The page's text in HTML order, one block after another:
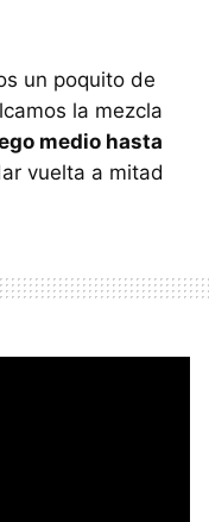
un poquito de
la mezcla
medio hasta
vuelta a mitad